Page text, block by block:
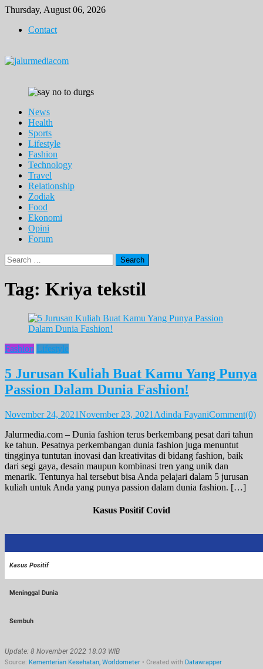
Skip
content
Thursday, August 06, 2026
Contact
News
Health
Sports
Lifestyle
Fashion
Technology
Travel
Relationship
Zodiak
Food
Ekonomi
Opini
Forum
Search
for:
Tag: Kriya tekstil
Fashion Lifestyle
5 Jurusan Kuliah Buat Kamu Yang Punya
Passion Dalam Dunia Fashion!
November 24, 2021November 23, 2021 Adinda FayaniComment(0)
Jalurmedia.com – Dunia fashion terus berkembang pesat dari tahun
ke tahun. Pesatnya perkembangan dunia fashion juga menuntut
tingginya tuntutan inovasi dan kreativitas di bidang fashion, baik
dari segi gaya, desain maupun kombinasi tren yang unik dan
menarik. Tentunya hal tersebut bisa Anda pelajari dalam 5 jurusan
kuliah untuk Anda yang punya passion dalam dunia fashion. […]
Kasus Positif Covid